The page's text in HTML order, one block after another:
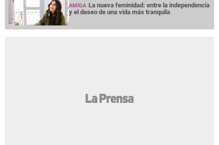
AMIGA La nueva feminidad: entre la independencia
y el deseo de una vida más tranquila